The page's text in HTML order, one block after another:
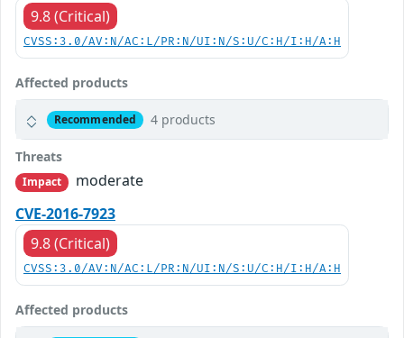
9.8 (Critical)
CVSS:3.0/AV:N/AC:L/PR:N/UI:N/S:U/C:H/I:H/A:H
Affected products
Recommended 4 products
Threats
Impact
moderate
CVE-2016-7923
9.8 (Critical)
CVSS:3.0/AV:N/AC:L/PR:N/UI:N/S:U/C:H/I:H/A:H
Affected products